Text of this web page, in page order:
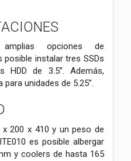
opciones de
posible instalar tres SSDs
de 3.5”. Además,
unidades de 5.25”.
200 x 410 y un peso de
es posible albergar
y coolers de hasta 165